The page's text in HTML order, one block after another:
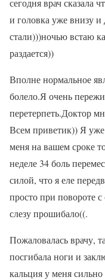
и головка уже внизу и
стали)))ночью встаю
раздается))
Вполне нормальное
болело.Я очень
перетерпеть.Доктор
Всем приветик)) Я
меня на вашем сроке
неделе 34 боль
силой, что я еле
просто при повороте
слезу прошибало((.
Пожаловалась врачу,
посгибала ноги и
кальция у меня